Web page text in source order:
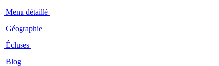
Menu détaillé
Géographie
Écluses
Blog